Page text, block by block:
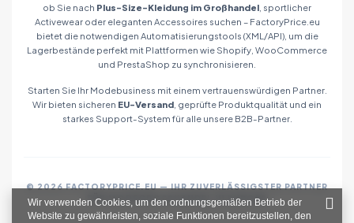
ob Sie nach Plus-Size-Kleidung im Großhandel , sportlicher
Activewear oder eleganten Accessoires suchen – FactoryPrice.eu
bietet die notwendigen Automatisierungstools (XML/API), um die
Lagerbestände perfekt mit Plattformen wie Shopify, WooCommerce
und PrestaShop zu synchronisieren.
Starten Sie Ihr Modebusiness mit einem vertrauenswürdigen Partner.
Wir bieten sicheren EU-Versand , geprüfte Produktqualität und ein
starkes Support-System für alle unsere B2B-Partner.
© 2026 FACTORYPRICE.EU — IHR ZUVERLÄSSIGSTER PARTNER
FÜR MODEGROSSHANDEL IN EUROPA
Wir verwenden Cookies, um den ordnungsgemäßen Betrieb der
Website zu gewährleisten, soziale Funktionen bereitzustellen, den